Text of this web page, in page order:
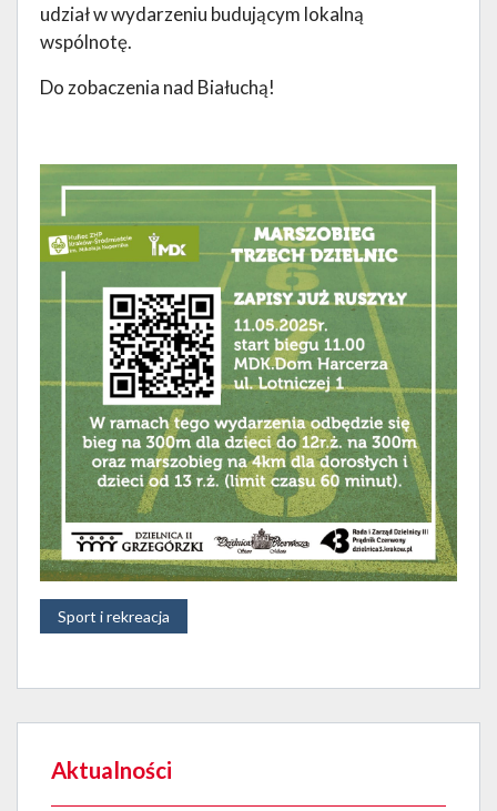
udział w wydarzeniu budującym lokalną
wspólnotę.
Do zobaczenia nad Białuchą!
Sport i rekreacja
Aktualności